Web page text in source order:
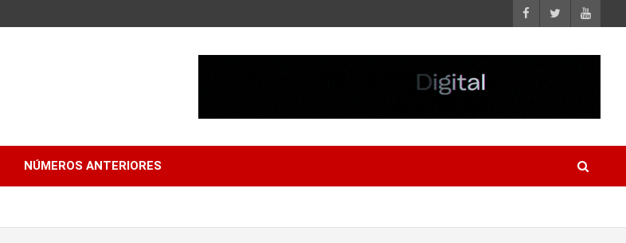
NÚMEROS ANTERIORES